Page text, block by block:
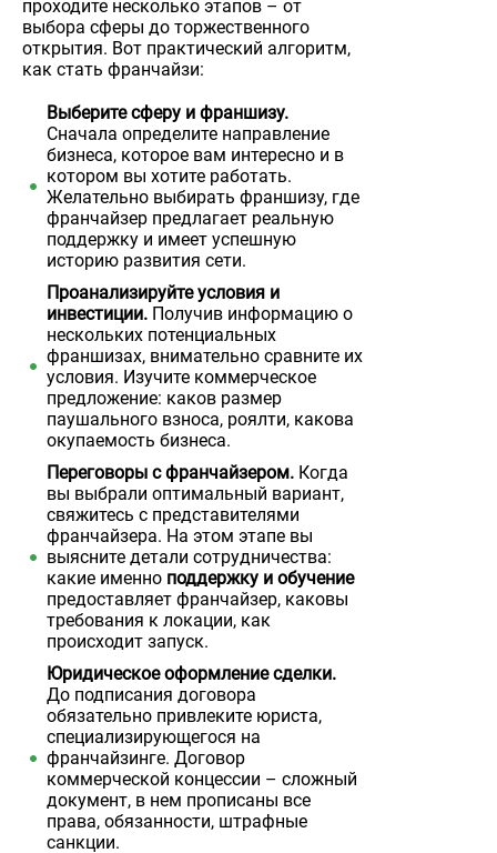
проходите несколько этапов – от
выбора сферы до торжественного
открытия. Вот практический алгоритм,
как стать франчайзи:
Выберите сферу и франшизу.
Сначала определите направление
бизнеса, которое вам интересно и в
котором вы хотите работать.
Желательно выбирать франшизу, где
франчайзер предлагает реальную
поддержку и имеет успешную
историю развития сети.
Проанализируйте условия и
инвестиции. Получив информацию о
нескольких потенциальных
франшизах, внимательно сравните их
условия. Изучите коммерческое
предложение: каков размер
паушального взноса, роялти, какова
окупаемость бизнеса.
Переговоры с франчайзером. Когда
вы выбрали оптимальный вариант,
свяжитесь с представителями
франчайзера. На этом этапе вы
выясните детали сотрудничества:
какие именно поддержку и обучение
предоставляет франчайзер, каковы
требования к локации, как
происходит запуск.
Юридическое оформление сделки.
До подписания договора
обязательно привлеките юриста,
специализирующегося на
франчайзинге. Договор
коммерческой концессии – сложный
документ, в нем прописаны все
права, обязанности, штрафные
санкции.